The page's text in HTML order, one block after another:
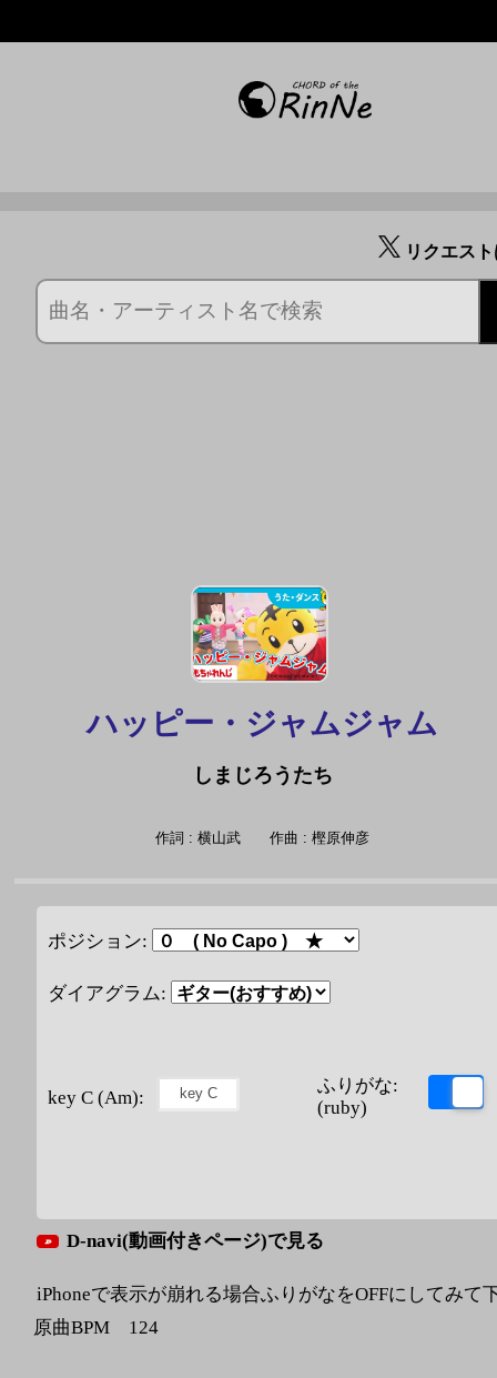
リクエス
ハッピー・ジャムジャム
しまじろうたち
作詞 : 横山武作曲 : 樫原伸彦
ポジション:
ダイアグラム:
key C (Am):
ふりがな:
(ruby)
D-navi(動画付きページ)で見る
iPhoneで表示が崩れる場合ふりがなをOFFにしてみて
原曲BPM 124